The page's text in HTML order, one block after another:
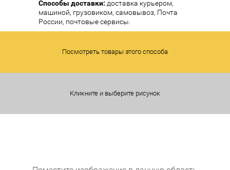
Способы доставки: доставка курьером,
машиной, грузовиком, самовывоз, Почта
России, почтовые сервисы.
Посмотреть товары этого способа
Кликните и выберите рисунок